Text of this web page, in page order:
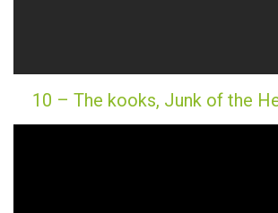
10 – The kooks, Junk of the